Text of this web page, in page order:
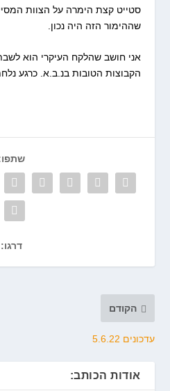
סטייט קצת הימרה על הצוות
שההימור הזה היה נכון.
אני חושב שהלקח העיקרי הוא
הקבוצות הטובות בנ.ב.א. כרגע
דרגו:
הקודם
עדכונים 5.6.22
אודות הכותב: